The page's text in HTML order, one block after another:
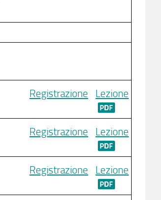
Registrazione Lezione
Registrazione Lezione
Registrazione Lezione